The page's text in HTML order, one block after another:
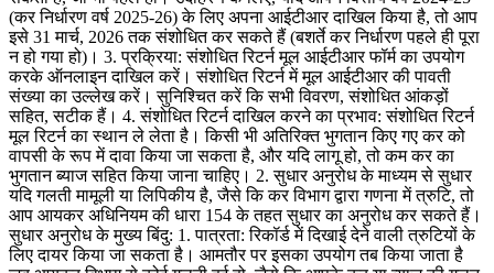
(कर निर्धारण वर्ष 2025-26) के लिए अपना आईटीआर दाखिल किया है, तो आप
इसे 31 मार्च, 2026 तक संशोधित कर सकते हैं (बशर्ते कर निर्धारण पहले ही पूरा
न हो गया हो)। 3. प्रक्रिया: संशोधित रिटर्न मूल आईटीआर फॉर्म का उपयोग
करके ऑनलाइन दाखिल करें। संशोधित रिटर्न में मूल आईटीआर की पावती
संख्या का उल्लेख करें। सुनिश्चित करें कि सभी विवरण, संशोधित आंकड़ों
सहित, सटीक हैं। 4. संशोधित रिटर्न दाखिल करने का प्रभाव: संशोधित रिटर्न
मूल रिटर्न का स्थान ले लेता है। किसी भी अतिरिक्त भुगतान किए गए कर को
वापसी के रूप में दावा किया जा सकता है, और यदि लागू हो, तो कम कर का
भुगतान ब्याज सहित किया जाना चाहिए। 2. सुधार अनुरोध के माध्यम से सुधार
यदि गलती मामूली या लिपिकीय है, जैसे कि कर विभाग द्वारा गणना में त्रुटि, तो
आप आयकर अधिनियम की धारा 154 के तहत सुधार का अनुरोध कर सकते हैं।
सुधार अनुरोध के मुख्य बिंदु: 1. पात्रता: रिकॉर्ड में दिखाई देने वाली त्रुटियों के
लिए दायर किया जा सकता है। आमतौर पर इसका उपयोग तब किया जाता है